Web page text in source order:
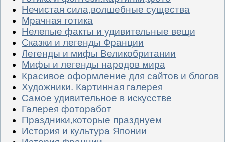
Нечистая сила,волшебные существа
Мрачная готика
Нелепые факты и удивительные вещи
Сказки и легенды Франции
Легенды и мифы Великобритании
Мифы и легенды народов мира
Красивое оформление для сайтов и блогов
Художники. Картинная галерея
Самое удивительное в искусстве
Галерея фоторабот
Праздники,которые празднуем
История и культура Японии